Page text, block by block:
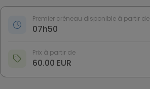
Premier créneau disponible à partir de
07h50
Prix à partir de
60.00 EUR